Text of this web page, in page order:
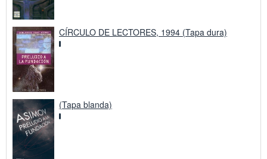
CÍRCULO DE LECTORES, 1994 (Tapa dura)
(Tapa blanda)